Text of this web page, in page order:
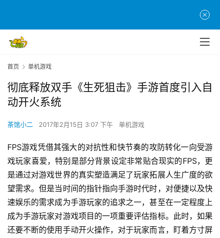
首页 单机游戏
彻底释放双手《生死狙击》手游首度引入自
动开火系统
茶馆小二 2017年2月15日 3:07 下午 单机游戏
FPS游戏凭借其强大的对抗性和快节奏的攻防转化一向受游
戏玩家喜爱，特别是部分背景设定非常贴合现实的FPS，更
是通过对游戏世界的真实塑造满足了玩家拓展人生广度的欲
望需求。但是当时间的指针指向手游时代时，对便捷以及快
速娱乐的需求成为手游玩家的追求之一，甚至在一定程度上
成为手游玩家对游戏项目的一项重要评估指标。此时，如果
还要不断的使用手动开火操作，对于玩家而言，盯着方寸屏